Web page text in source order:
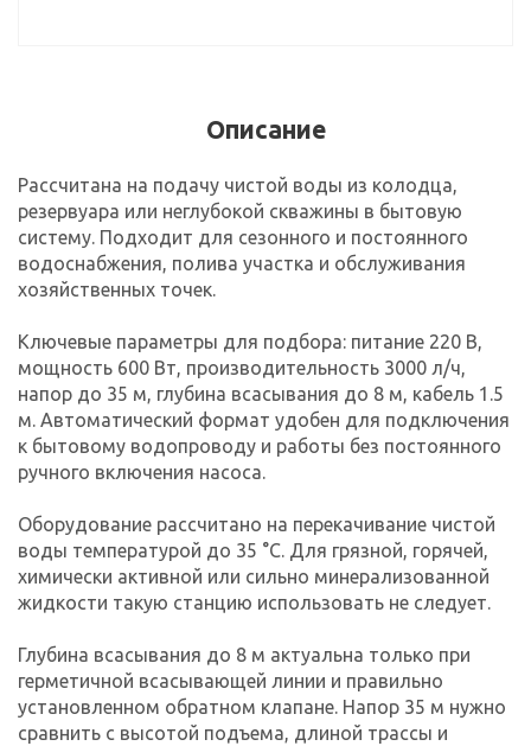
Описание
Рассчитана на подачу чистой воды из колодца,
резервуара или неглубокой скважины в бытовую
систему. Подходит для сезонного и постоянного
водоснабжения, полива участка и обслуживания
хозяйственных точек.
Ключевые параметры для подбора: питание 220 В,
мощность 600 Вт, производительность 3000 л/ч,
напор до 35 м, глубина всасывания до 8 м, кабель 1.5
м. Автоматический формат удобен для подключения
к бытовому водопроводу и работы без постоянного
ручного включения насоса.
Оборудование рассчитано на перекачивание чистой
воды температурой до 35 °C. Для грязной, горячей,
химически активной или сильно минерализованной
жидкости такую станцию использовать не следует.
Глубина всасывания до 8 м актуальна только при
герметичной всасывающей линии и правильно
установленном обратном клапане. Напор 35 м нужно
сравнить с высотой подъема, длиной трассы и